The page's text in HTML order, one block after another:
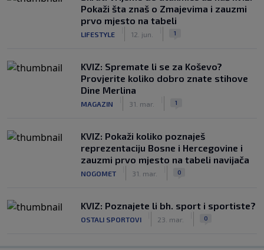
Pokaži šta znaš o Zmajevima i zauzmi
prvo mjesto na tabeli
LIFESTYLE 12. jun. 1
KVIZ: Spremate li se za Koševo?
Provjerite koliko dobro znate stihove
Dine Merlina
MAGAZIN 31. mar. 1
KVIZ: Pokaži koliko poznaješ
reprezentaciju Bosne i Hercegovine i
zauzmi prvo mjesto na tabeli navijača
NOGOMET 31. mar. 0
KVIZ: Poznajete li bh. sport i sportiste?
OSTALI SPORTOVI 23. mar. 0